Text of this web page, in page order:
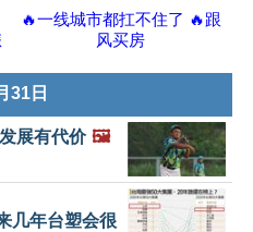
🔥一线城市都扛不住了 🔥跟
风买房
31日
展有代价 🖼️
几年台塑会很